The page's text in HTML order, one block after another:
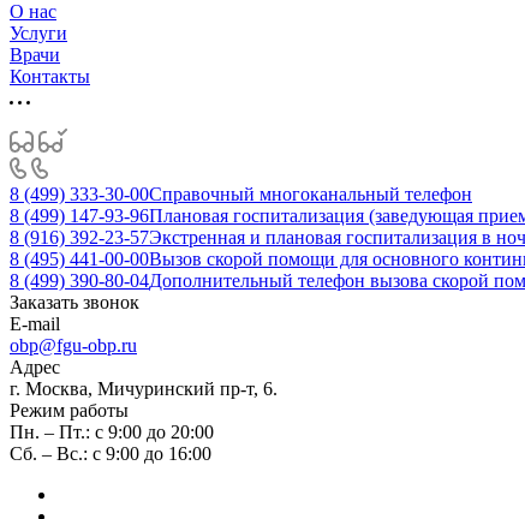
О нас
Услуги
Врачи
Контакты
8 (499) 333-30-00Справочный многоканальный телефон
8 (499) 147-93-96Плановая госпитализация (заведующая
8 (916) 392-23-57Экстренная и плановая госпитализация в
8 (495) 441-00-00Вызов скорой помощи для основного
8 (499) 390-80-04Дополнительный телефон вызова скорой
Заказать звонок
E-mail
obp@fgu-obp.ru
Адрес
г. Москва, Мичуринский пр-т, 6.
Режим работы
Пн. – Пт.: с 9:00 до 20:00
Сб. – Вс.: с 9:00 до 16:00